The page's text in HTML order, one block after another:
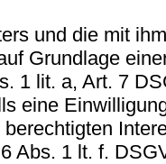
und die mit
Grundlage
1 lit. a, Art. 7
eine
Abs. 1 lt. f.